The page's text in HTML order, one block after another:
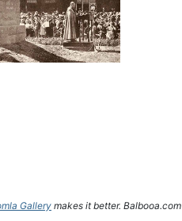
Gallery makes it better. Balbooa.com